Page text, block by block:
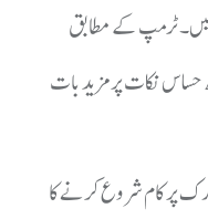
ٹرمپ کے مطابق
نکات پر مزید بات
نئے فریم ورک پر کام شروع کرنے کا